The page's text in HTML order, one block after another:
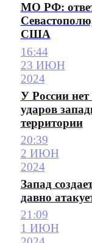
МО РФ:
США
16:44
23 ИЮН
2024
У России
ударов
территории
20:39
2 ИЮН
2024
Запад
давно
21:09
1 ИЮН